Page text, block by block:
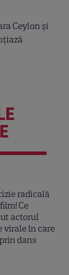
Ceylon și
radicală
Ce
actorul
virale în care
dans